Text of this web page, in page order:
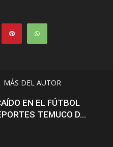
MÁS DEL AUTOR
EN EL FÚTBOL
TEMUCO D...